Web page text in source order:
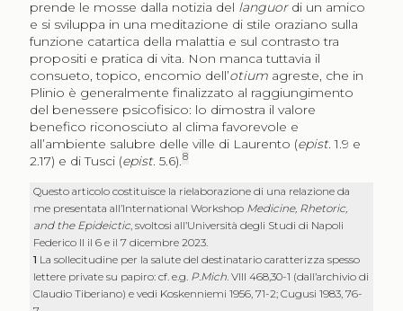
prende le mosse dalla notizia del languor di un amico
e si sviluppa in una meditazione di stile oraziano sulla
funzione catartica della malattia e sul contrasto tra
propositi e pratica di vita. Non manca tuttavia il
consueto, topico, encomio dell’otiumagreste, che in
Plinio è generalmente finalizzato al raggiungimento
del benessere psicofisico: lo dimostra il valore
benefico riconosciuto al clima favorevole e
all’ambiente salubre delle ville di Laurento (epist. 1.9 e
2.17) e di Tusci (epist. 5.6).8
Questo articolo costituisce la rielaborazione di una relazione da
me presentata all’International Workshop Medicine, Rhetoric,
and the Epideictic, svoltosi all’Università degli Studi di Napoli
Federico II il 6 e il 7 dicembre 2023.
1 La sollecitudine per la salute del destinatario caratterizza spesso
lettere private su papiro: cf. e.g. P.Mich. VIII 468,30-1 (dall’archivio di
Claudio Tiberiano) e vedi Koskenniemi 1956, 71-2; Cugusi 1983, 76-